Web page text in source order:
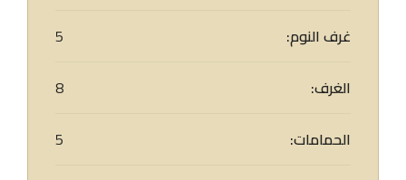
غرف النوم:
5
الغرف:
8
الحمامات:
5